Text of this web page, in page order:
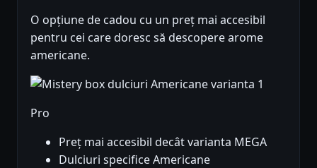
O opțiune de cadou cu un preț mai accesibil
pentru cei care doresc să descopere arome
americane.
Pro
Preț mai accesibil decât varianta MEGA
Dulciuri specifice Americane